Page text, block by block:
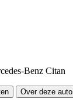
Benz Citan
Over deze auto